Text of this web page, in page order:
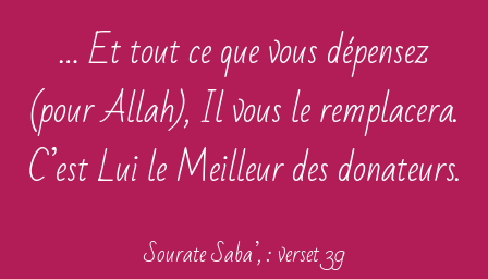
… Et tout ce que vous dépensez
(pour Allah), Il vous le remplacera.
C’est Lui le Meilleur des donateurs.
Sourate Saba’, : verset 39